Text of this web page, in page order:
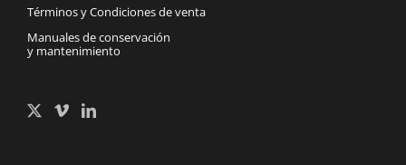
Términos y Condiciones de venta
Manuales de conservación
y mantenimiento